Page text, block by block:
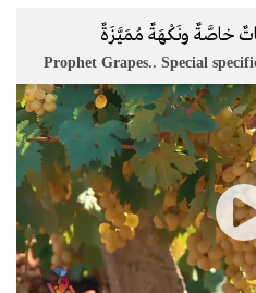
خاصَّةٌ ونَكْهَةٌ مُمَيَّزَةٌ
Prophet Grapes.. Special